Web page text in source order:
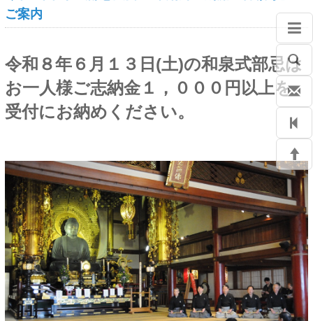
ご案内
令和８年６月１３日(土)の和泉式部忌は
お一人様ご志納金１，０００円以上を
受付にお納めください。